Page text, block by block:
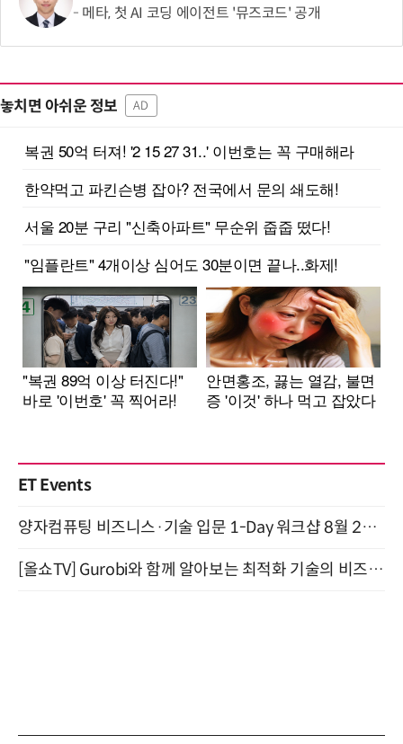
메타, 첫 AI 코딩 에이전트 '뮤즈코드' 공개
놓치면 아쉬운 정보 AD
ET Events
양자컴퓨팅 비즈니스·기술 입문 1-Day 워크샵 8월 28일 개최
[올쇼TV] Gurobi와 함께 알아보는 최적화 기술의 비즈니스 활용 (8월 20일 생방송)